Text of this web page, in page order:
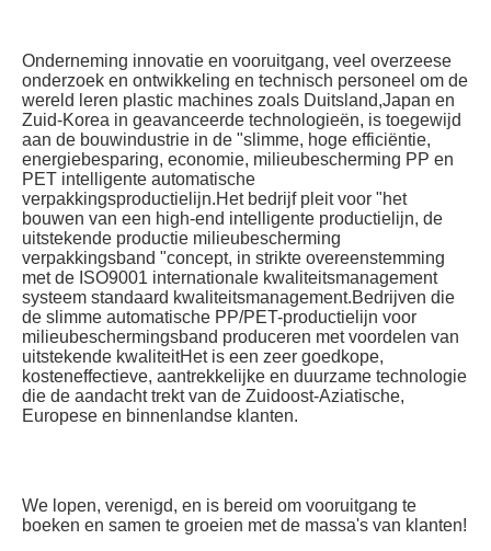
Onderneming innovatie en vooruitgang, veel overzeese
onderzoek en ontwikkeling en technisch personeel om de
wereld leren plastic machines zoals Duitsland,Japan en
Zuid-Korea in geavanceerde technologieën, is toegewijd
aan de bouwindustrie in de "slimme, hoge efficiëntie,
energiebesparing, economie, milieubescherming PP en
PET intelligente automatische
verpakkingsproductielijn.Het bedrijf pleit voor "het
bouwen van een high-end intelligente productielijn, de
uitstekende productie milieubescherming
verpakkingsband "concept, in strikte overeenstemming
met de ISO9001 internationale kwaliteitsmanagement
systeem standaard kwaliteitsmanagement.Bedrijven die
de slimme automatische PP/PET-productielijn voor
milieubeschermingsband produceren met voordelen van
uitstekende kwaliteitHet is een zeer goedkope,
kosteneffectieve, aantrekkelijke en duurzame technologie
die de aandacht trekt van de Zuidoost-Aziatische,
Europese en binnenlandse klanten.
We lopen, verenigd, en is bereid om vooruitgang te
boeken en samen te groeien met de massa's van klanten!